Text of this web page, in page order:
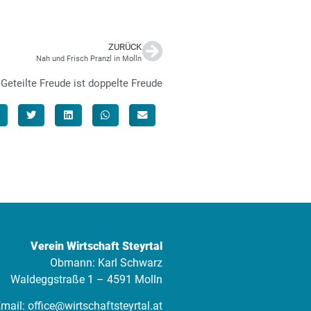
ZURÜCK
Nah und Frisch Pranzl in Molln
Geteilte Freude ist doppelte Freude
Verein Wirtschaft Steyrtal
Obmann: Karl Schwarz
Waldeggstraße 1 – 4591 Molln
office@wirtschaftsteyrtal.at